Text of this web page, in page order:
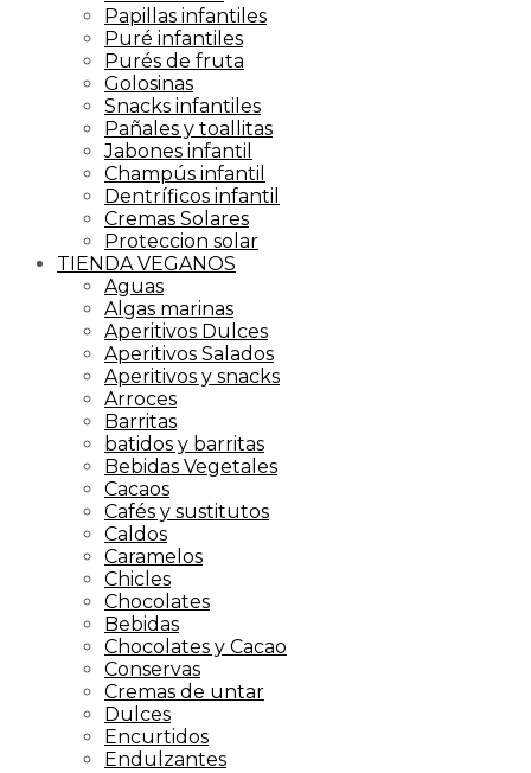
Papillas infantiles
Puré infantiles
Purés de fruta
Golosinas
Snacks infantiles
Pañales y toallitas
Jabones infantil
Champús infantil
Dentríficos infantil
Cremas Solares
Proteccion solar
TIENDA VEGANOS
Aguas
Algas marinas
Aperitivos Dulces
Aperitivos Salados
Aperitivos y snacks
Arroces
Barritas
batidos y barritas
Bebidas Vegetales
Cacaos
Cafés y sustitutos
Caldos
Caramelos
Chicles
Chocolates
Bebidas
Chocolates y Cacao
Conservas
Cremas de untar
Dulces
Encurtidos
Endulzantes